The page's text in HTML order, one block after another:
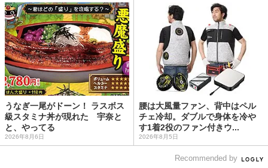
うなぎ一尾がドーン！ ラスボス
級スタミナ丼が現れた 宇奈と
と、やってる
2026年8月6日
腰は大風量ファン、背中はペル
チェ冷却。ダブルで身体を冷や
す1着2役のファン付きウ...
2026年8月5日
Recommended by